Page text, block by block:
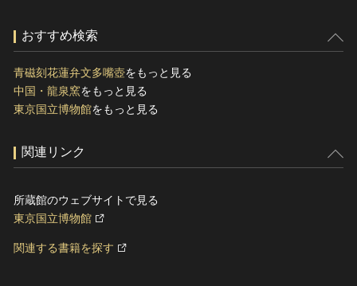
おすすめ検索
青磁刻花蓮弁文多嘴壺をもっと見る
中国・龍泉窯をもっと見る
東京国立博物館をもっと見る
関連リンク
所蔵館のウェブサイトで見る
東京国立博物館
関連する書籍を探す